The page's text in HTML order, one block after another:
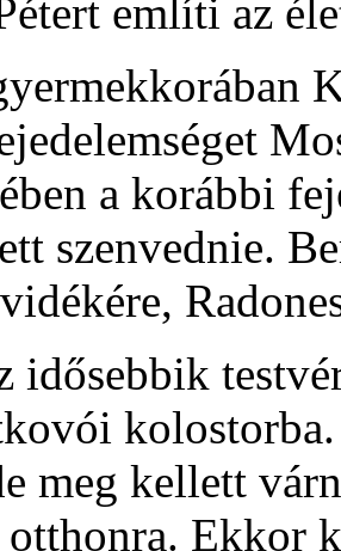
említi az
a korábbi
szenvednie.
idősebbik
kolostorba.
meg kellett
Ekkor